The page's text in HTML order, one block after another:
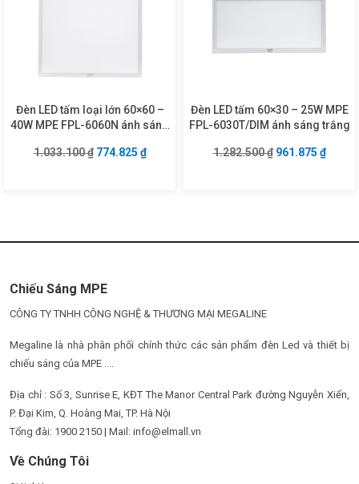
Đèn LED tấm loại lớn 60×60 –
40W MPE FPL-6060N ánh sáng
1.033.100₫ Giá gốc là: 1.033.100 ₫.
774.825 ₫Giá hiện tại là: 774.825 ₫.
Đèn LED tấm 60×30 – 25W MPE
FPL-6030T/DIM ánh sáng trắng
1.282.500₫ Giá gốc là:
961.875 ₫Giá
Chiếu Sáng MPE
CÔNG TY TNHH CÔNG NGHỆ & THƯƠNG MẠI MEGALINE
Megaline là nhà phân phối chính thức các sản phẩm đèn Led và thiết bị
chiếu sáng của MPE ....
Địa chỉ : Số 3, Sunrise E, KĐT The Manor Central Park đường Nguyễn Xiển,
P. Đại Kim, Q. Hoàng Mai, TP. Hà Nội
Tổng đài: 1900 2150 | Mail: info@elmall.vn
Về Chúng Tôi